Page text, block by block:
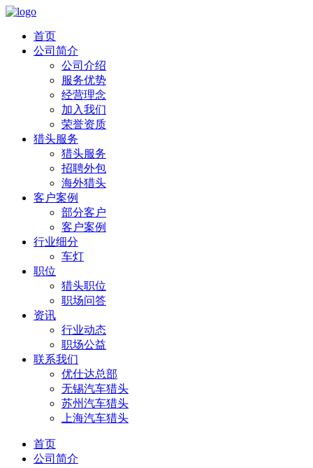
首页
公司简介
公司介绍
服务优势
经营理念
加入我们
荣誉资质
猎头服务
猎头服务
招聘外包
海外猎头
客户案例
部分客户
客户案例
行业细分
车灯
职位
猎头职位
职场问答
资讯
行业动态
职场公益
联系我们
优仕达总部
无锡汽车猎头
苏州汽车猎头
上海汽车猎头
首页
公司简介